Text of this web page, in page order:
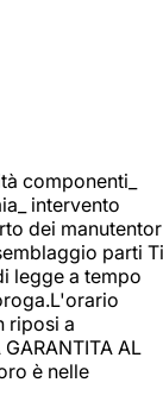
componenti_
intervento
dei
parti Ti
legge a tempo
riposi a
AL
è nelle